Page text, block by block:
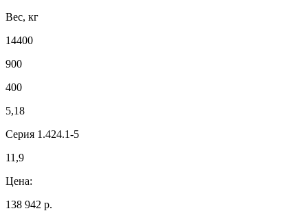
Вес, кг
14400
900
400
5,18
Серия 1.424.1-5
11,9
Цена:
138 942 р.